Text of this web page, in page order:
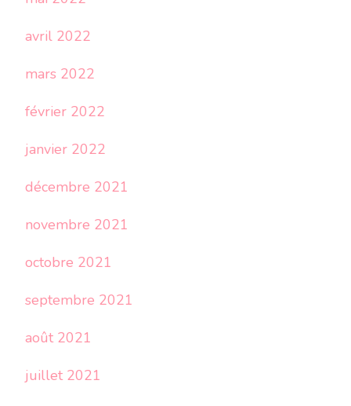
avril 2022
mars 2022
février 2022
janvier 2022
décembre 2021
novembre 2021
octobre 2021
septembre 2021
août 2021
juillet 2021